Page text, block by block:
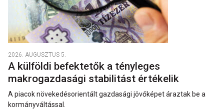
2026. AUGUSZTUS 5.
A külföldi befektetők a tényleges
makrogazdasági stabilitást értékelik
A piacok növekedésorientált gazdasági jövőképet áraztak be a
kormányváltással.